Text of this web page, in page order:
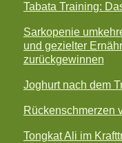
Tabata Training:
Sarkopenie
und gezielter
zurückgewinnen
Joghurt nach dem
Rückenschmerzen
Tongkat Ali im